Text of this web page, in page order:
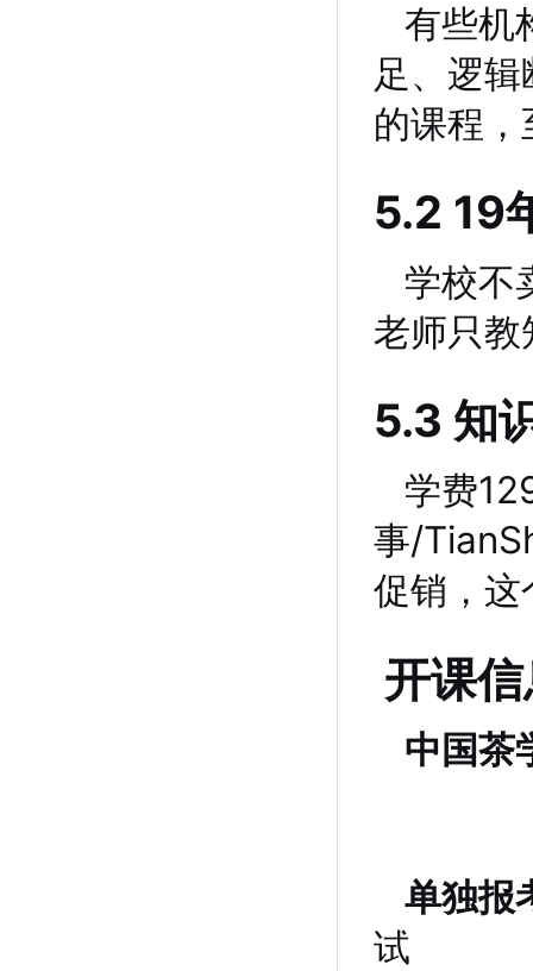
有些机
足、逻
的课程
5.2 19
学校不
老师只教
5.3 知
学费
事/
促销，这
开课
中国茶
单独报
试